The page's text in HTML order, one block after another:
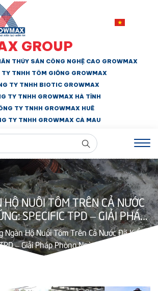
GROUP
THỦY SẢN CÔNG NGHỆ CAO GROWMAX
TY TNHH TÔM GIỐNG GROWMAX
TY TNHH BIOTIC GROWMAX
TY TNHH GROWMAX HÀ TĨNH
TY TNHH GROWMAX HUẾ
TY TNHH GROWMAX CÀ MAU
NUÔI TÔM TRÊN CẢ NƯỚC
SPECIFIC TPD – GIẢI PHÁP
NGỪA TPD HIỆU QUẢ
Ngàn Hộ Nuôi Tôm Trên Cả Nước Đã Kiểm
TPD – Giải Pháp Phòng Ngừa TPD Hiệu Quả